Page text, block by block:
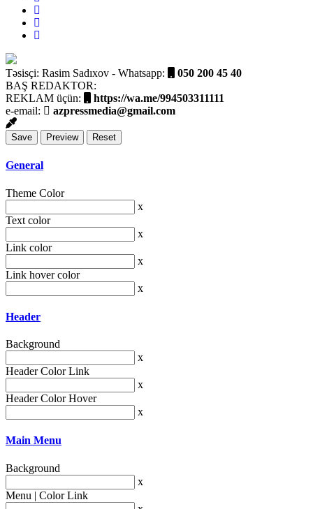
Təsisçi: Rasim Sadıxov - Whatsapp: 050 200 45 40
BAŞ REDAKTOR:
REKLAM üçün:
https://wa.me/994503311111
e-email: azpressmedia@gmail.com
General
Theme Color
x
Text color
x
Link color
x
Link hover color
x
Header
Background
x
Header Color Link
x
Header Color Hover
x
Main Menu
Background
x
Menu | Color Link